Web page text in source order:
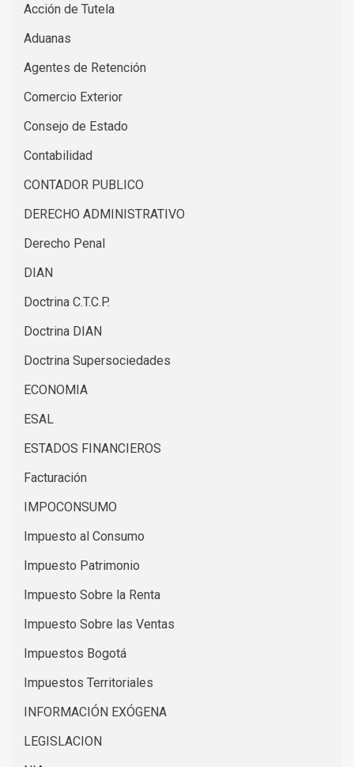
Acción de Tutela
Aduanas
Agentes de Retención
Comercio Exterior
Consejo de Estado
Contabilidad
CONTADOR PUBLICO
DERECHO ADMINISTRATIVO
Derecho Penal
DIAN
Doctrina C.T.C.P.
Doctrina DIAN
Doctrina Supersociedades
ECONOMIA
ESAL
ESTADOS FINANCIEROS
Facturación
IMPOCONSUMO
Impuesto al Consumo
Impuesto Patrimonio
Impuesto Sobre la Renta
Impuesto Sobre las Ventas
Impuestos Bogotá
Impuestos Territoriales
INFORMACIÓN EXÓGENA
LEGISLACION